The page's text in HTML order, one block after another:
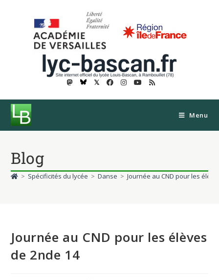
𝕏
Menu
Blog
> Spécificités du lycée > Danse > Journée au CND pour les
Journée au CND pour les élèves
de 2nde 14